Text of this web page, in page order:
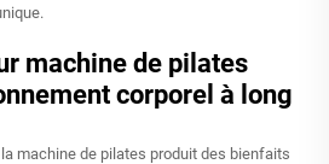
machine de pilates
corporel à long
machine de pilates produit des bienfaits